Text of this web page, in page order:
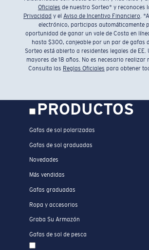
Oficiales de nuestro Sorteo* y reconoces
Privacidad y el Aviso de Incentivo Financiero.
electrónico, participas automáticamente
oportunidad de ganar un vale de Costa en
hasta $300, canjeable por un par de gafas
Sorteo está abierto a residentes legales de EE.
mayores de 18 años. No es necesario realizar
Consulta las Reglas Oficiales para obtener
PRODUCTOS
Gafas de sol polarizadas
Gafas de sol graduadas
Novedades
Más vendidas
Gafas graduadas
Ropa y accesorios
Graba Su Armazón
Gafas de sol de pesca